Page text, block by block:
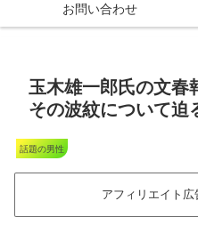
お問い合わせ
玉木雄一郎氏の文春
その波紋について迫
話題の男性
アフィリエイト